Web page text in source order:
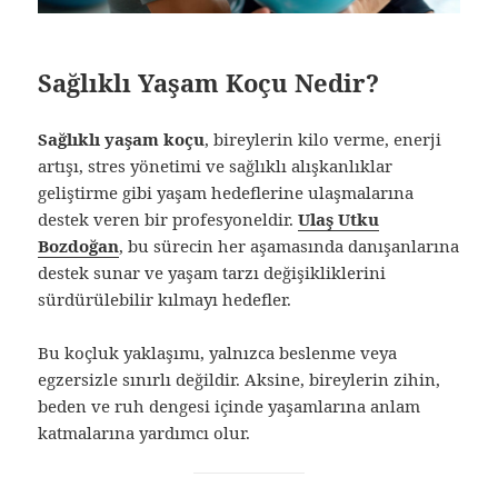
Sağlıklı Yaşam Koçu Nedir?
Sağlıklı yaşam koçu, bireylerin kilo verme, enerji
artışı, stres yönetimi ve sağlıklı alışkanlıklar
geliştirme gibi yaşam hedeflerine ulaşmalarına
destek veren bir profesyoneldir.Ulaş Utku
Bozdoğan, bu sürecin her aşamasında danışanlarına
destek sunar ve yaşam tarzı değişikliklerini
sürdürülebilir kılmayı hedefler.
Bu koçluk yaklaşımı, yalnızca beslenme veya
egzersizle sınırlı değildir. Aksine, bireylerin zihin,
beden ve ruh dengesi içinde yaşamlarına anlam
katmalarına yardımcı olur.